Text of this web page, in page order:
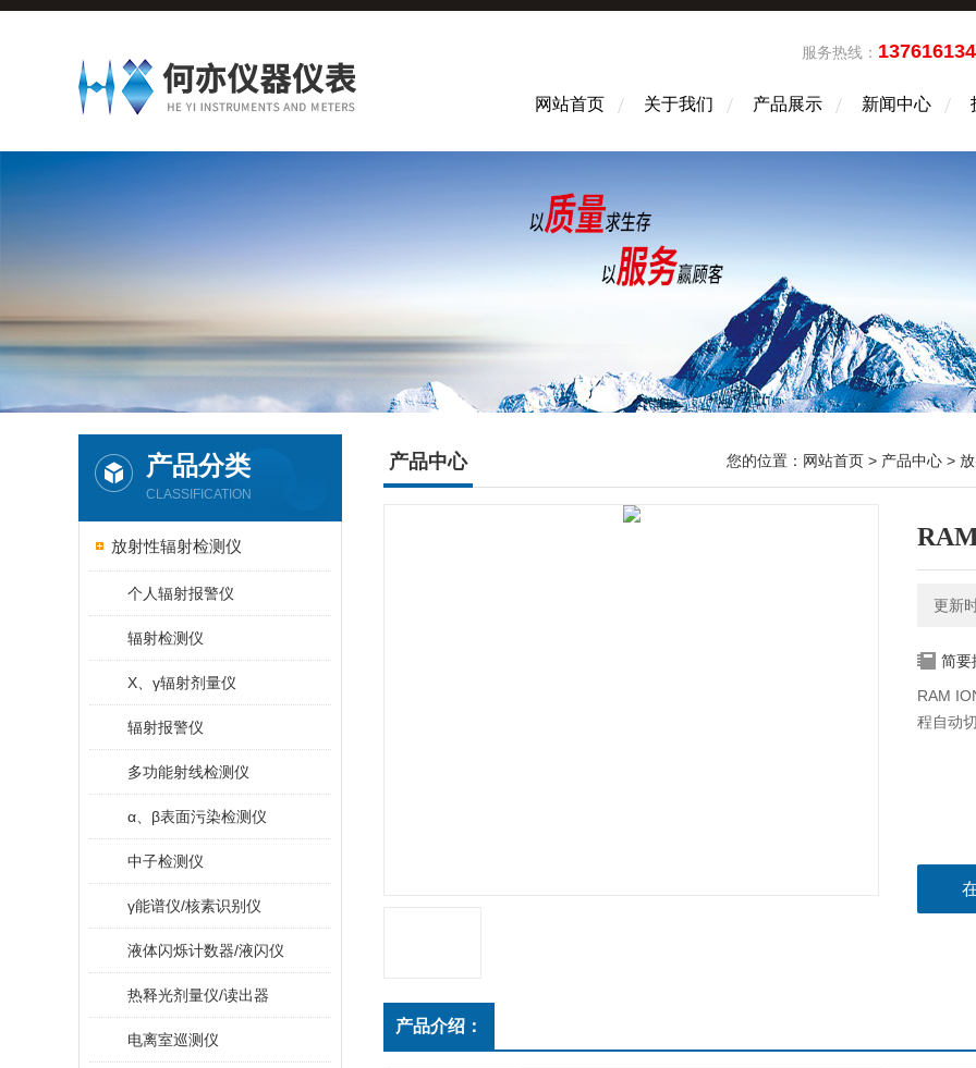
服务热线：
网站首页 关于我们 产品展示 新闻中心
产品分类
CLASSIFICATION
放射性辐射检测仪
个人辐射报警仪
辐射检测仪
X、γ辐射剂量仪
辐射报警仪
多功能射线检测仪
α、β表面污染检测仪
中子检测仪
γ能谱仪/核素识别仪
液体闪烁计数器/液闪仪
热释光剂量仪/读出器
电离室巡测仪
产品中心 您的位置： 网站首页 > 产品中心 >
更新
简要
RAM
程自动
产品介绍：